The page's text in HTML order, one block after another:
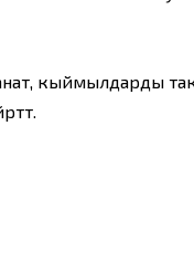
кыймылдарды